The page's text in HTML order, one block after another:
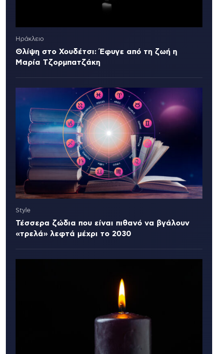
Ηράκλειο
Θλίψη στο Χουδέτσι: Έφυγε από τη ζωή η
Μαρία Τζορμπατζάκη
Style
Τέσσερα ζώδια που είναι πιθανό να βγάλουν
«τρελά» λεφτά μέχρι το 2030